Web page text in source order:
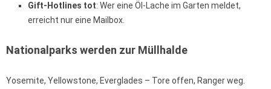
Gift-Hotlines tot: Wer eine Öl-Lache im Garten meldet,
erreicht nur eine Mailbox.
Nationalparks werden zur Müllhalde
Yosemite, Yellowstone, Everglades – Tore offen, Ranger weg.